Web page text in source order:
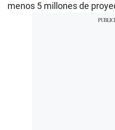
menos 5 millones de